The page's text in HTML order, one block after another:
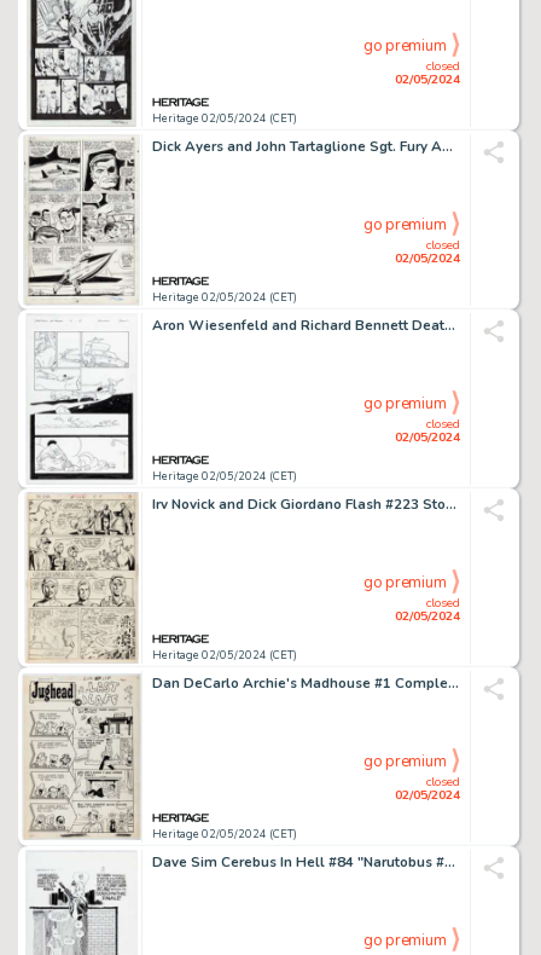
Heritage 02/05/2024 (CET)
closed
02/05/2024
go premium
Dick Ayers and John Tartaglione Sgt. Fury Annual #3 Story Page 16 Original Art (Marvel, 1967).
Heritage 02/05/2024 (CET)
closed
02/05/2024
go premium
Aron Wiesenfeld and Richard Bennett Deathblow / Wolverine #1 Story Page 19 Original Art (Image(WildStorm)/Marvel, 1996).
Heritage 02/05/2024 (CET)
closed
02/05/2024
go premium
Irv Novick and Dick Giordano Flash #223 Story Page 3 Original Art (DC, 1973).
Heritage 02/05/2024 (CET)
closed
02/05/2024
go premium
Dan DeCarlo Archie's Madhouse #1 Complete 1-Page Story "Last Laff" Original Art (Archie, 1959).
Heritage 02/05/2024 (CET)
closed
02/05/2024
go premium
Dave Sim Cerebus In Hell #84 "Narutobus #1" Story Page 11 Original Art (Aardvark-Vanaheim, 2024).
go premium